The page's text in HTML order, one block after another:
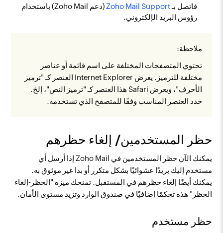
فاتصل بـZoho Mail Support
(دعم Zoho Mail) باستخدام
رؤوس البريد الإلكتروني.
ملاحظة:
تحتوي المتصفحات المختلفة على اسم قائمة أو عناصر
مختلفة للترميز. يعرض Internet Explorer العنصر كـ "ترميز
الأحرف"، ويعرض Safari هذا العنصر كـ "ترميز النص"، إلخ.
حدد العنصر المناسب وفقًا للمتصفح الذي تستخدمه.
حظر المستخدمين/ إلغاء حظرهم
يمكنك الآن حظر المستخدمين في Zoho Mail إذا أرسل أي
مستخدم إليك بريدًا عشوائيًا بشكل متكرر أو بدا غير موثوق به.
يمكنك أيضًا إلغاء حظرهم في المستقبل. تمنحك ميزة "الحظر-إلغاء
الحظر" هذه تحكمًا إضافيًا في صندوق الوارد وتزيد مستوى الأمان.
حظر مستخدم